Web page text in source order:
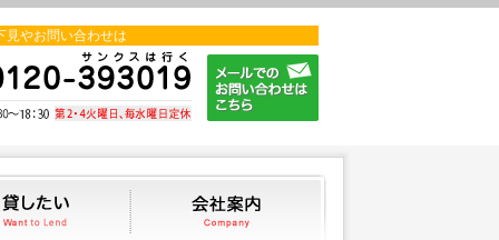
見やお問い合わせは
貸したい